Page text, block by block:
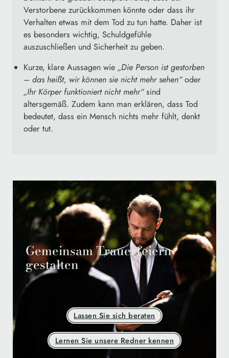
Verstorbene zurückkommen könnte oder dass ihr
Verhalten etwas mit dem Tod zu tun hatte. Daher ist
es besonders wichtig, Schuldgefühle
auszuschließen und Sicherheit zu geben.
Kurze, klare Aussagen wie „Die Person ist gestorben
– das heißt, wir können sie nicht mehr sehen“oder
„Ihr Körper funktioniert nicht mehr“sind
altersgemäß. Zudem kann man erklären, dass Tod
bedeutet, dass ein Mensch nichts mehr fühlt, denkt
oder tut.
Gemeinsam Trauerfeiern
gestalten
Lassen Sie sich beraten
Lernen Sie unsere Redner kennen